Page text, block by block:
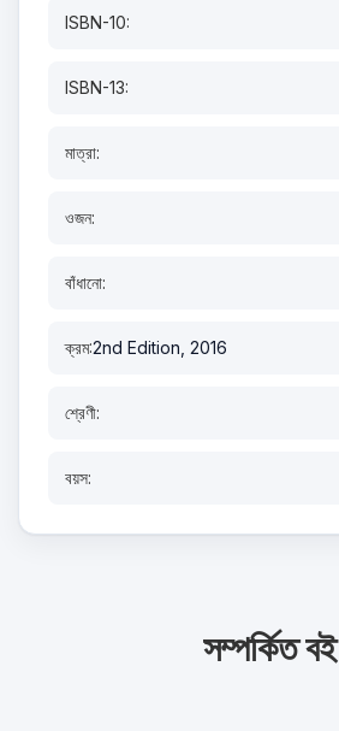
ISBN-10:
ISBN-13:
মাত্রা:
ওজন:
বাঁধানো:
ক্রম:2nd Edition, 2016
শ্রেণী:
বয়স:
সম্পর্কিত বই